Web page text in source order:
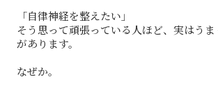
「自律神経を整えたい」
そう思って頑張っている人ほど、実はう
があります。
なぜか。